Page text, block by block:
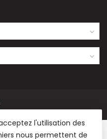
l'utilisation des
nous permettent de